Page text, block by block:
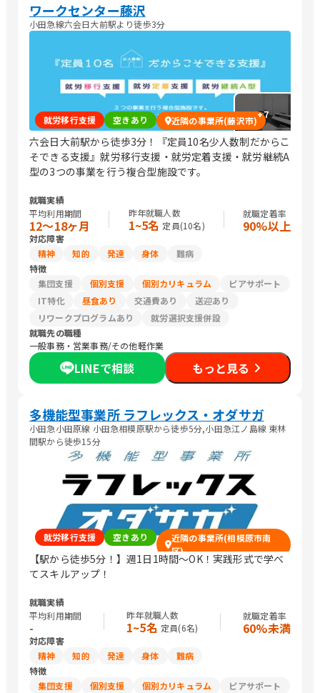
ワークセンター藤沢
小田急線六会日大前駅より徒歩3分
+7
就労移行支援 空きあり 近隣の事業所(藤沢市)
六会日大前駅から徒歩3分！『定員10名少人数制だからこ
そできる支援』就労移行支援・就労定着支援・就労継続A
型の3つの事業を行う複合型施設です。
就職実績
平均利用期間
12〜18ヶ月
昨年就職人数
1~5名 定員(10名)
就職定着率
90%以上
対応障害
精神
知的 発達 身体
難病
特徴
集団支援
個別支援 個別カリキュラム
ピアサポート
IT特化
昼食あり 交通費あり
送迎あり
リワークプログラムあり
就労選択支援併設
就職先の職種
一般事務・営業事務/その他軽作業
LINEで相談 もっと見る
多機能型事業所 ラフレックス・オダサガ
小田急小田原線 小田急相模原駅から徒歩5分,小田急江ノ島線 東林
間駅から徒歩15分
就労移行支援 空きあり
近隣の事業所(相模原市南
区)
【駅から徒歩5分！】週1日1時間～OK！実践形式で学べ
てスキルアップ！
就職実績
平均利用期間
-
昨年就職人数
1~5名 定員(6名)
就職定着率
60%未満
対応障害
精神
知的 発達 身体
難病
特徴
集団支援
個別支援 個別カリキュラム ピアサポート